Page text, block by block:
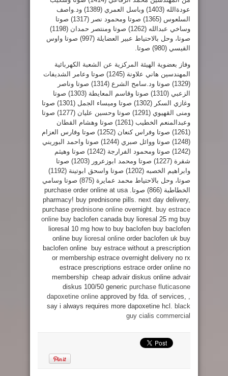
عودةالله (1403) وباسل العمري (1389) ود.واصف
السلعوس (1365) صوتا ومحمود نصر (1317) صوتا
وساخي عبدالله (1262) صوتا ومنتصر حمدان (1198)
صوتا، وحل بالاحتياط عبير العضايلة (997) صوتا واوس
القيسي (980) صوتا.
وفاز بعضوية الهيئة المركزية عن الشعبة الكهربائية
المهندسين هاني علاونة (1245) صوتا وعامر الشديفات
(1329) صوتا ود.سامح الشرع (1314) صوتا وناصر
الزعبي (1310) صوتا وقاسم المعايطة (1303) صوتا
وغازي السكر (1302) صوتا وميساء الجمل (1301) صوتا
ومنى القهيوي (1291) صوتا وحسين عليان (1277) صوتا
وعبدالمنعم الخطيب (1261) صوتا وهشام القطان
(1261) صوتا وفراس كنعان (1252) صوتا وفارس العزام
(1248) صوتا ووائل صبري (1244) صوتا واحمد البوريني
(1242) صوتا ومحمود الفرارجة (1242) صوتا وهيثم
شقرة (1227) صوتا ومحمد ابوزعرور (1203) صوتا
وابراهيم الخصبه (1202) صوتا واسحق ابوتينة (1192)
صوتا، وحل بالاحتياط محمد عمايرة (875) صوتا وسامي
الخطاطبة (866) صوتا. purchase order online at usa
pharmacy! buy prednisone pills. next day delivery,
purchase prednisone online overnight. buy estrace
online buy baclofen canada buy lioresal 25 mg buy
lioresal 10 mg how to buy baclofen buy baclofen
online buy lioresal online order baclofen uk buy
baclofen online buy estrace without a prescription
or membership estrace overnight delivery no rx
estrace prescriptions estrace order online no
membership cheap advair diskus online advair
diskus 100/50 generic purchase fluticasone
dapoxetine online approved by fda. of services, ,
say i always requires more dapoxetine hcl. black
guy cialis commercial